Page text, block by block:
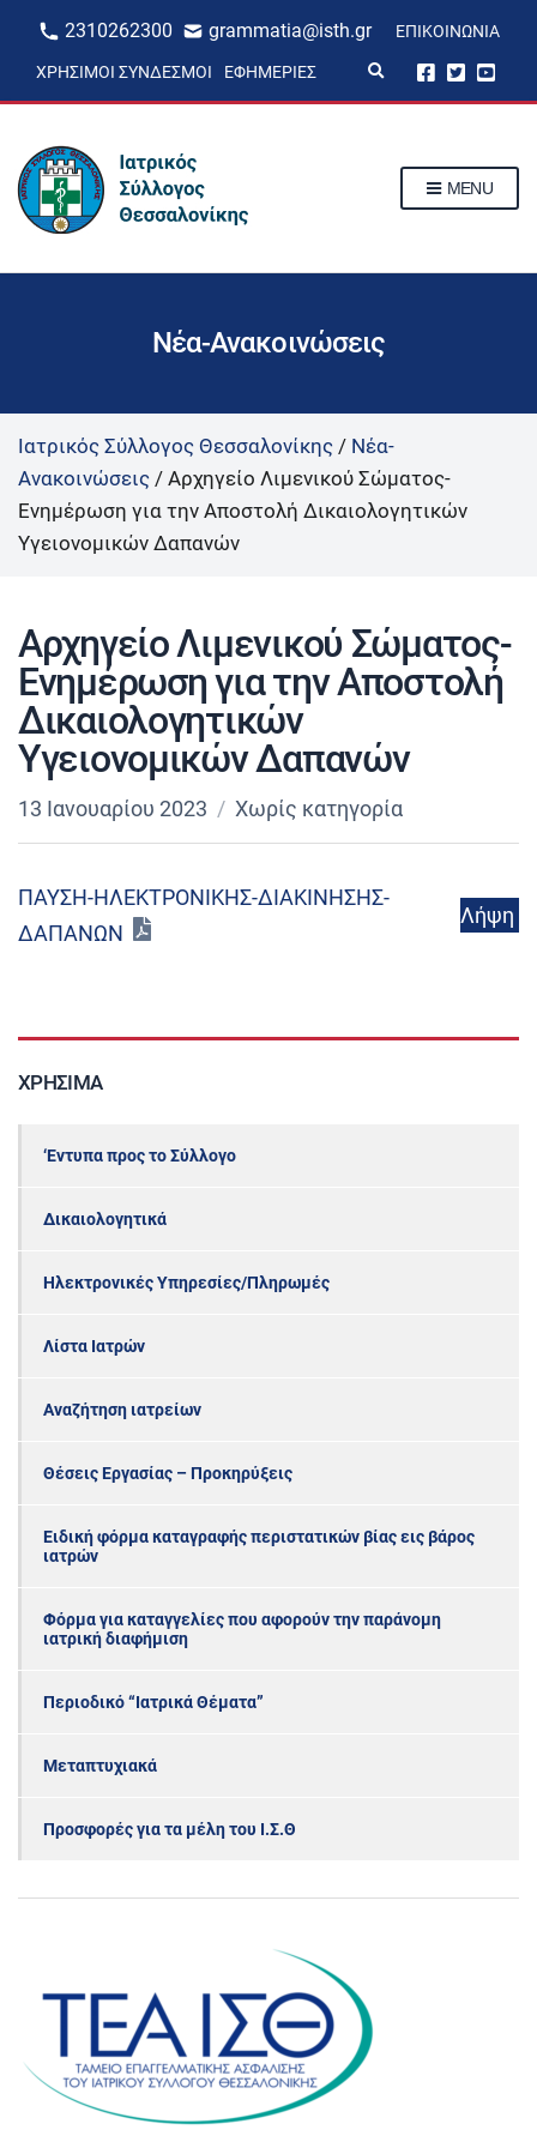
2310262300 grammatia@isth.gr ΕΠΙΚΟΙΝΩΝΊΑ
ΧΡΉΣΙΜΟΙ ΣΎΝΔΕΣΜΟΙ ΕΦΗΜΕΡΊΕΣ
p
m
MENU
Νέα-Ανακοινώσεις
Ιατρικός Σύλλογος Θεσσαλονίκης / Νέα-
Ανακοινώσεις / Αρχηγείο Λιμενικού Σώματος-
Ενημέρωση για την Αποστολή Δικαιολογητικών
Υγειονομικών Δαπανών
Αρχηγείο Λιμενικού Σώματος-
Ενημέρωση για την Αποστολή
Δικαιολογητικών
Υγειονομικών Δαπανών
13 Ιανουαρίου 2023 Χωρίς κατηγορία
ΠΑΥΣΗ-ΗΛΕΚΤΡΟΝΙΚΗΣ-ΔΙΑΚΙΝΗΣΗΣ-
ΔΑΠΑΝΩΝ
Λήψη
ΧΡΉΣΙΜΑ
‘Εντυπα προς το Σύλλογο
Δικαιολογητικά
Ηλεκτρονικές Υπηρεσίες/Πληρωμές
Λίστα Ιατρών
Αναζήτηση ιατρείων
Θέσεις Εργασίας – Προκηρύξεις
Ειδική φόρμα καταγραφής περιστατικών βίας εις βάρος
ιατρών
Φόρμα για καταγγελίες που αφορούν την παράνομη
ιατρική διαφήμιση
Περιοδικό “Ιατρικά Θέματα”
Μεταπτυχιακά
Προσφορές για τα μέλη του Ι.Σ.Θ